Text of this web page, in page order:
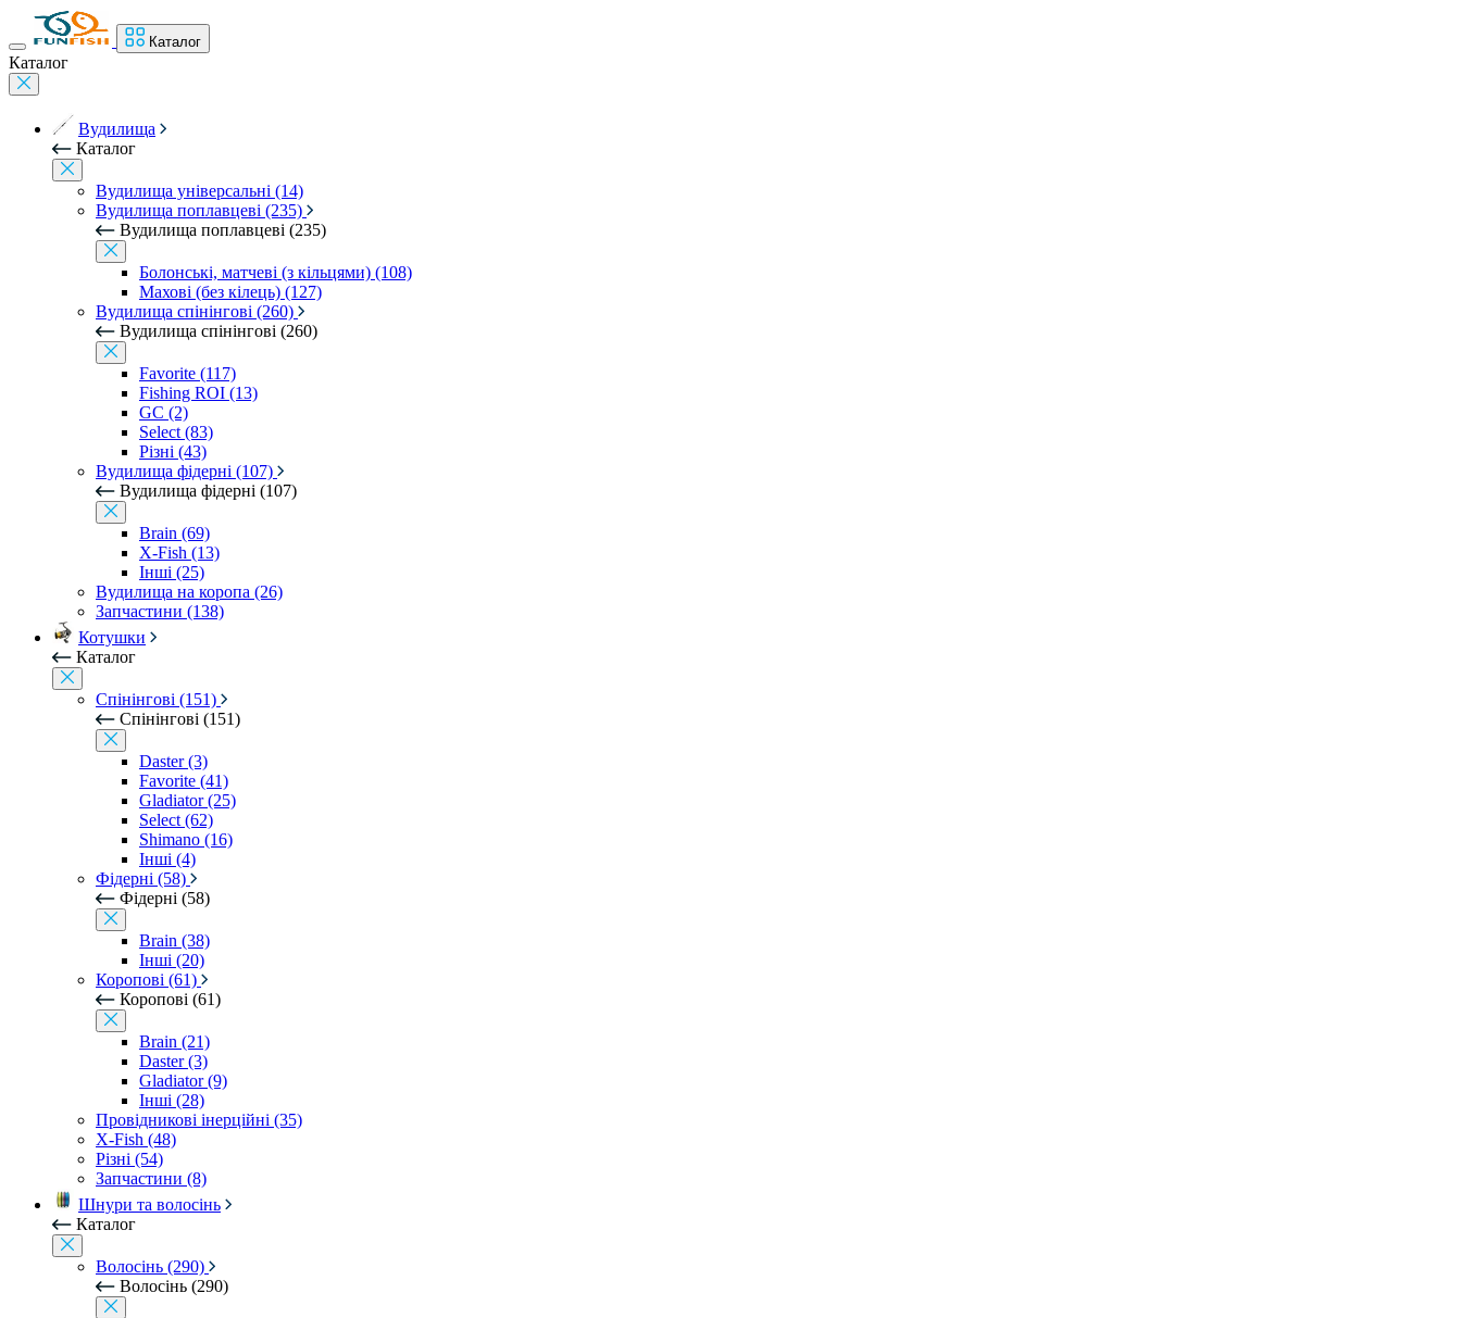
Каталог
Каталог
Вудилища
Каталог
Вудилища універсальні (14)
Вудилища поплавцеві (235)
Вудилища поплавцеві (235)
Болонські, матчеві (з кільцями) (108)
Махові (без кілець) (127)
Вудилища спінінгові (260)
Вудилища спінінгові (260)
Favorite (117)
Fishing ROI (13)
GC (2)
Select (83)
Різні (43)
Вудилища фідерні (107)
Вудилища фідерні (107)
Brain (69)
X-Fish (13)
Інші (25)
Вудилища на коропа (26)
Запчастини (138)
Котушки
Каталог
Спінінгові (151)
Спінінгові (151)
Daster (3)
Favorite (41)
Gladiator (25)
Select (62)
Shimano (16)
Інші (4)
Фідерні (58)
Фідерні (58)
Brain (38)
Інші (20)
Коропові (61)
Коропові (61)
Brain (21)
Daster (3)
Gladiator (9)
Інші (28)
Провідникові інерційні (35)
X-Fish (48)
Різні (54)
Запчастини (8)
Шнури та волосінь
Каталог
Волосінь (290)
Волосінь (290)